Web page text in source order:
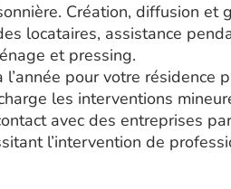
Création, diffusion et
locataires, assistance
et pressing.
pour votre résidence
les interventions
avec des entreprises
l’intervention de